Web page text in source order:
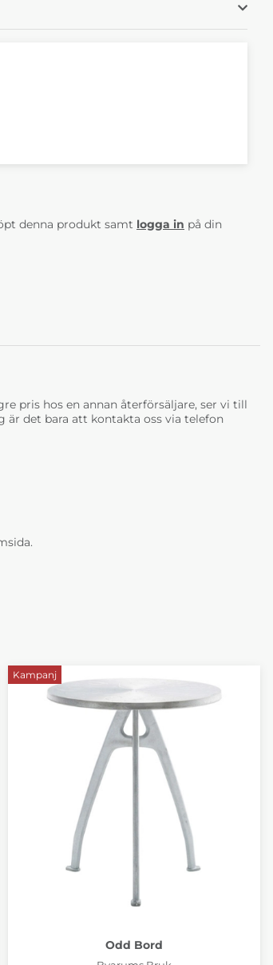
0
denna produkt samt logga in på din
pris hos en annan återförsäljare, ser vi till
det bara att kontakta oss via telefon
Kampanj
Odd Bord